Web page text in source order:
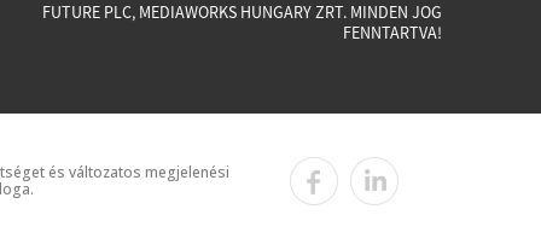
FUTURE PLC, MEDIAWORKS HUNGARY ZRT. MINDEN JOG
FENNTARTVA!
és változatos megjelenési